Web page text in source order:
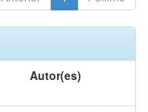
Autor(es)